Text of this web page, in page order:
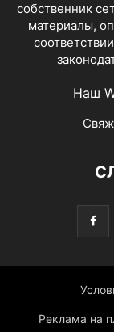
собственник
материалы,
Наш
Реклама на